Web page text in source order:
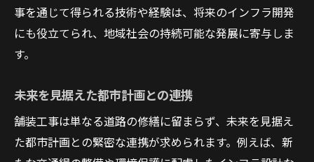
事を通じて得られる技術や経験は、将来のインフラ開発
にも役立てられ、地域社会の持続可能な発展に寄与しま
す。
未来を見据えた都市計画との連携
舗装工事は単なる道路の修繕に留まらず、未来を見据え
た都市計画との緊密な連携が求められます。例えば、新